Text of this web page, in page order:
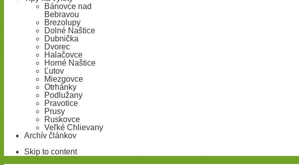
Bánovce nad
Bebravou
Brezolupy
Dolné Naštice
Dubnička
Dvorec
Halačovce
Horné Naštice
Ľutov
Miezgovce
Otrhánky
Podlužany
Pravotice
Prusy
Ruskovce
Veľké Chlievany
Archív článkov
Skip to content